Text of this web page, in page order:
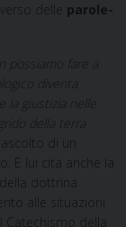
delle parole-
possiamo fare a
giustizia nelle
di un
E lui cita anche la
dottrina
alle situazioni
Catechismo della